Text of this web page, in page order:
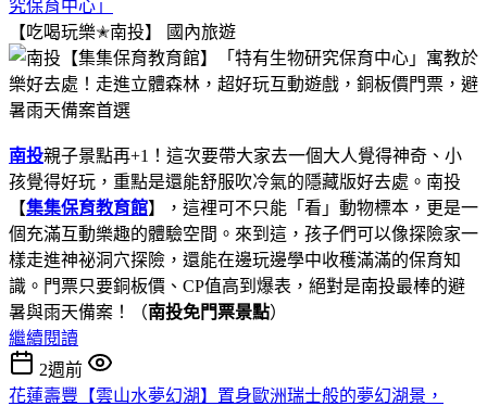
究保育中心」
【吃喝玩樂✭南投】
國內旅遊
南投親子景點再+1！這次要帶大家去一個大人覺得神奇、小
孩覺得好玩，重點是還能舒服吹冷氣的隱藏版好去處。南投
【集集保育教育館】，這裡可不只能「看」動物標本，更是一
個充滿互動樂趣的體驗空間。來到這，孩子們可以像探險家一
樣走進神祕洞穴探險，還能在邊玩邊學中收穫滿滿的保育知
識。門票只要銅板價、CP值高到爆表，絕對是南投最棒的避
暑與雨天備案！（南投免門票景點）
繼續閱讀
2週前
花蓮壽豐【雲山水夢幻湖】置身歐洲瑞士般的夢幻湖景，